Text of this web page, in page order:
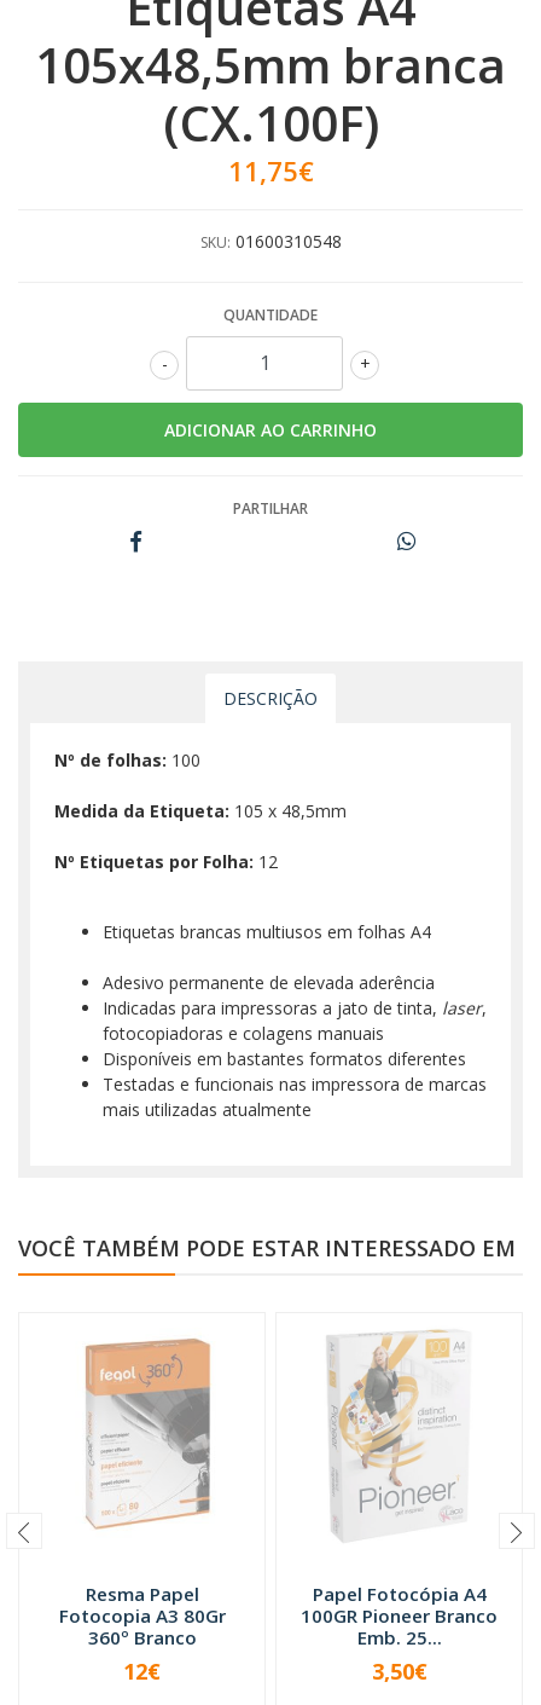
105x48,5mm branca
(CX.100F)
11,75€
SKU: 01600310548
QUANTIDADE
+
-
PARTILHAR
DESCRIÇÃO
Nº de folhas: 100
Medida da Etiqueta: 105 x 48,5mm
Nº Etiquetas por Folha: 12
Etiquetas brancas multiusos em folhas A4
Adesivo permanente de elevada aderência
Indicadas para impressoras a jato de tinta, laser,
fotocopiadoras e colagens manuais
Disponíveis em bastantes formatos diferentes
Testadas e funcionais nas impressora de marcas
mais utilizadas atualmente
VOCÊ TAMBÉM PODE ESTAR INTERESSADO EM
Resma Papel
Fotocopia A3 80Gr
360º Branco
INDISPONÍVEL
12€
Papel Fotocópia A4
100GR Pioneer Branco
Emb. 25...
INDISPONÍVEL
3,50€